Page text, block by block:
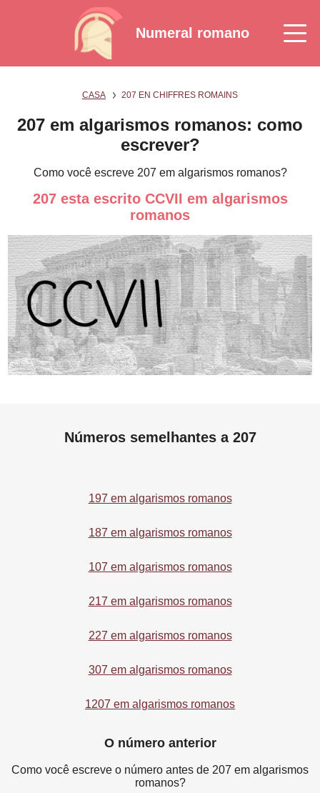
Numeral romano
CASA 207 EN CHIFFRES ROMAINS
207 em algarismos romanos: como
escrever?
Como você escreve 207 em algarismos romanos?
207 esta escrito CCVII em algarismos
romanos
Números semelhantes a 207
197 em algarismos romanos
187 em algarismos romanos
107 em algarismos romanos
217 em algarismos romanos
227 em algarismos romanos
307 em algarismos romanos
1207 em algarismos romanos
O número anterior
Como você escreve o número antes de 207 em algarismos
romanos?